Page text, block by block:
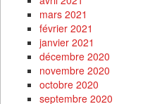
mars 2021
février 2021
janvier 2021
décembre 2020
novembre 2020
octobre 2020
septembre 2020